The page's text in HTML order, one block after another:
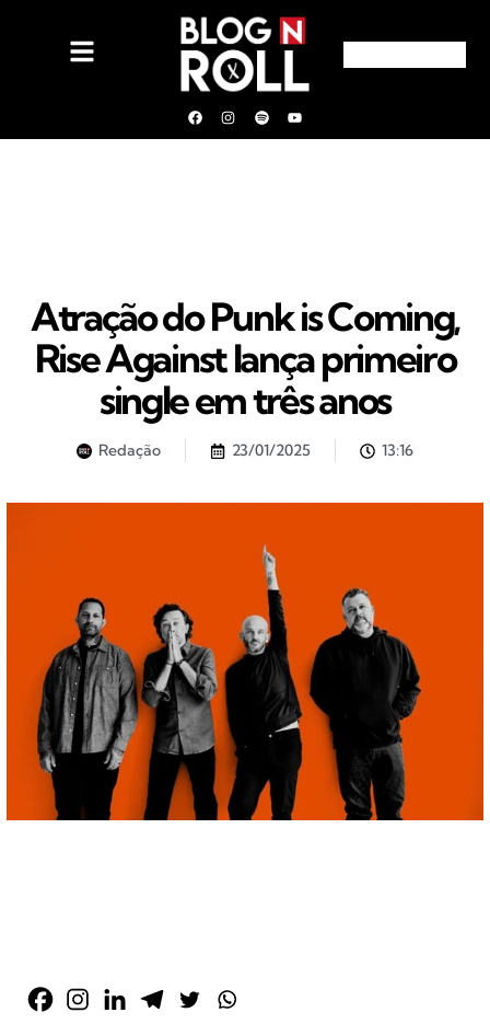
Atração do Punk is Coming,
Rise Against lança primeiro
single em três anos
Redação 23/01/2025 13:16